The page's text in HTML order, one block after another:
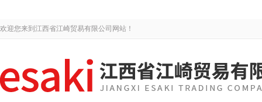
欢迎您来到江西省江崎贸易有限公司网站！